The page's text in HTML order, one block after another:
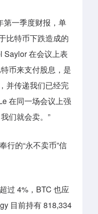
第一季度财报，单
比特币下跌造成的
Saylor 在会议上表
币来支付股息，是
并传递我们已经完
在同一场会议上强
们就会卖。”
行的“永不卖币”信
过 4%，BTC 也应
目前持有 818,334